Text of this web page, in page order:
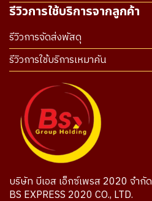
รีวิวการใช้บริการจากลูกค้า
รีวิวการจัดส่งพัสดุ
รีวิวการใช้บริการเหมาคัน
บริษัท บีเอส เอ็กซ์เพรส 2020 จำกัด
BS EXPRESS 2020 CO., LTD.